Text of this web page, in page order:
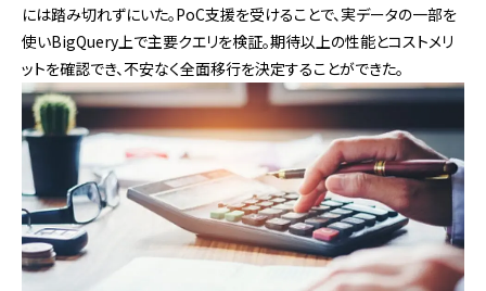
には踏み切れずにいた。PoC支援を受けることで、実データの一部を
使いBigQuery上で主要クエリを検証。期待以上の性能とコストメリ
ットを確認でき、不安なく全面移行を決定することができた。